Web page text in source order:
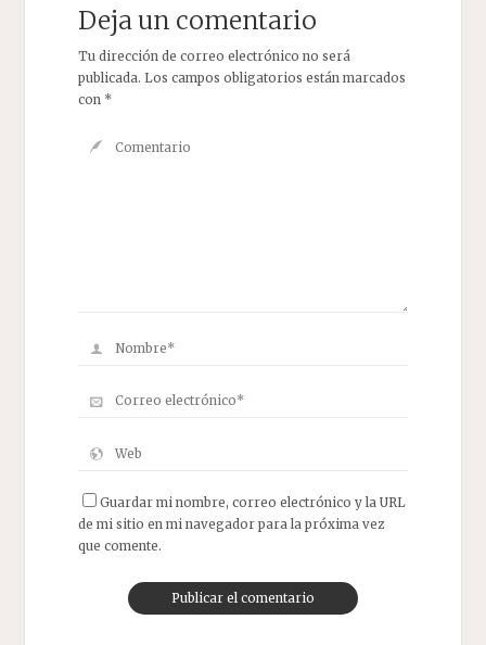
Deja un comentario
Tu dirección de correo electrónico no será
publicada. Los campos obligatorios están marcados
con *
Guardar mi nombre, correo electrónico y la URL
de mi sitio en mi navegador para la próxima vez
que comente.